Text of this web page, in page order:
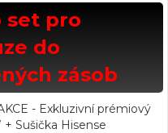
set pro
do
zásob
- Exkluzivní prémiový
Sušička Hisense